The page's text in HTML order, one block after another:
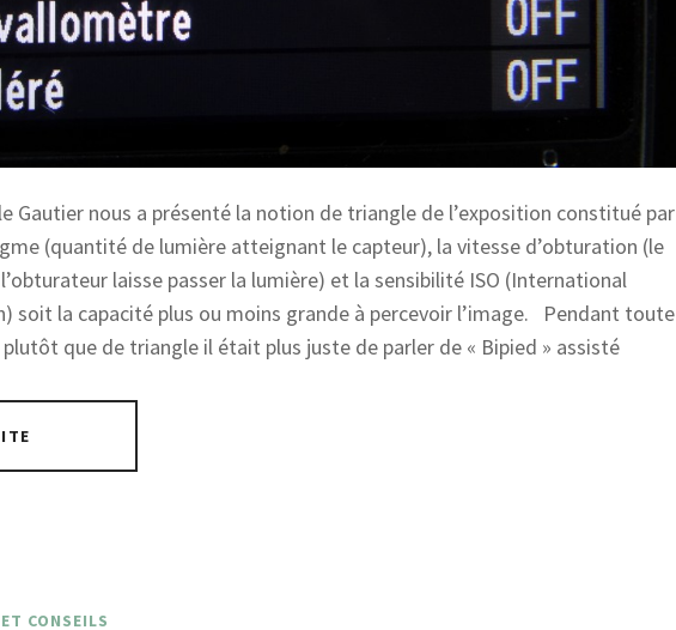
Gautier nous a présenté la notion de triangle de l’exposition constitué par
(quantité de lumière atteignant le capteur), la vitesse d’obturation (le
laisse passer la lumière) et la sensibilité ISO (International
soit la capacité plus ou moins grande à percevoir l’image. Pendant toute
que de triangle il était plus juste de parler de « Bipied » assisté
CONSEILS